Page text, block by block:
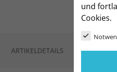
und
Cookies.
ARTIKELDETAILS